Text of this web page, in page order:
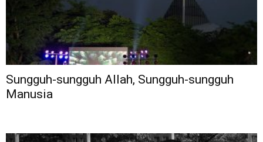
Sungguh-sungguh Allah, Sungguh-sungguh
Manusia